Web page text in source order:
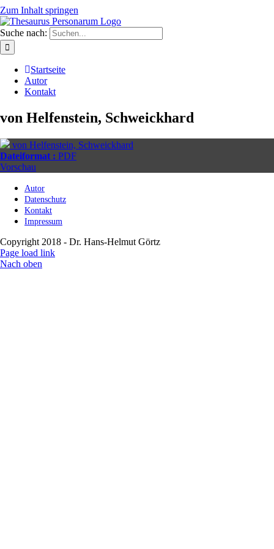
Zum Inhalt springen
Suche nach:
Startseite
Autor
Kontakt
von Helfenstein, Schweickhard
von Helfenstein, Schweickhard
Dateiformat : PDF
Vorschau
Autor
Datenschutz
Kontakt
Impressum
Copyright 2018 - Dr. Hans-Helmut Görtz
Page load link
Nach oben